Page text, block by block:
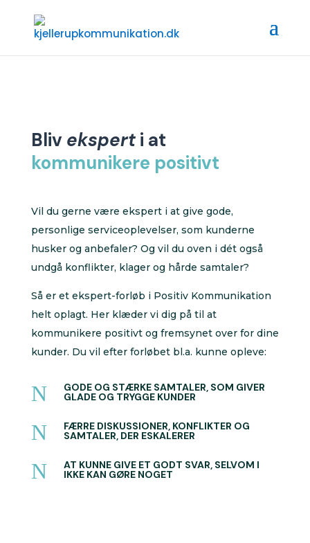
Bliv eksperti at
kommunikere positivt
Vil du gerne være ekspert i at give gode,
personlige serviceoplevelser, som kunderne
husker og anbefaler? Og vil du oven i dét også
undgå konflikter, klager og hårde samtaler?
Så er et ekspert-forløb i Positiv Kommunikation
helt oplagt. Her klæder vi dig på til at
kommunikere positivt og fremsynet over for dine
kunder. Du vil efter forløbet bl.a. kunne opleve:
N GODE OG STÆRKE SAMTALER, SOM GIVER
GLADE OG TRYGGE KUNDER
N FÆRRE DISKUSSIONER, KONFLIKTER OG
SAMTALER, DER ESKALERER
N AT KUNNE GIVE ET GODT SVAR, SELVOM I
IKKE KAN GØRE NOGET